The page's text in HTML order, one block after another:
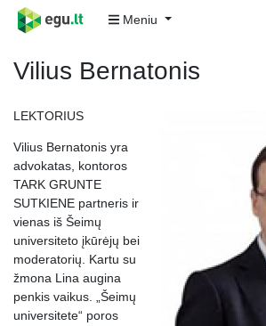
Meniu
Vilius Bernatonis
LEKTORIUS
Vilius Bernatonis yra
advokatas, kontoros
TARK GRUNTE
SUTKIENE partneris ir
vienas iš Šeimų
universiteto įkūrėjų bei
moderatorių. Kartu su
žmona Lina augina
penkis vaikus. „Šeimų
universitete“ poros